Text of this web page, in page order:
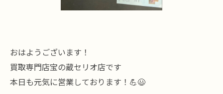
おはようございます！
買取専門店宝の蔵セリオ店です
本日も元気に営業しております！💪😃